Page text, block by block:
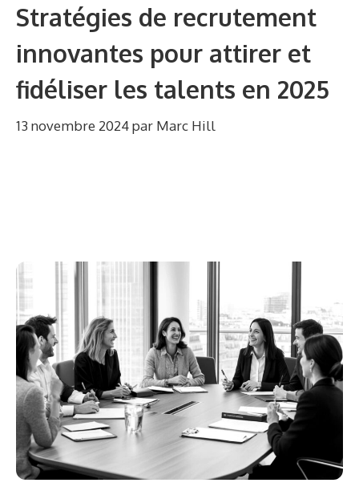
Stratégies de recrutement
innovantes pour attirer et
fidéliser les talents en 2025
13 novembre 2024par Marc Hill